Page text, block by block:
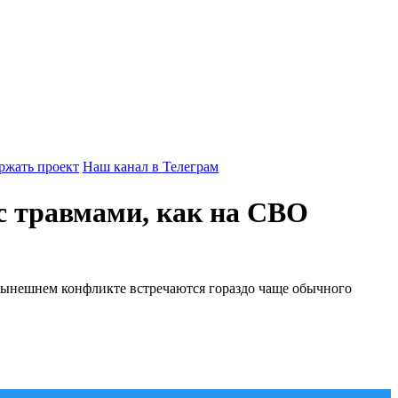
проект Наш канал в Телеграм
травмами, как на СВО
конфликте встречаются гораздо чаще обычного